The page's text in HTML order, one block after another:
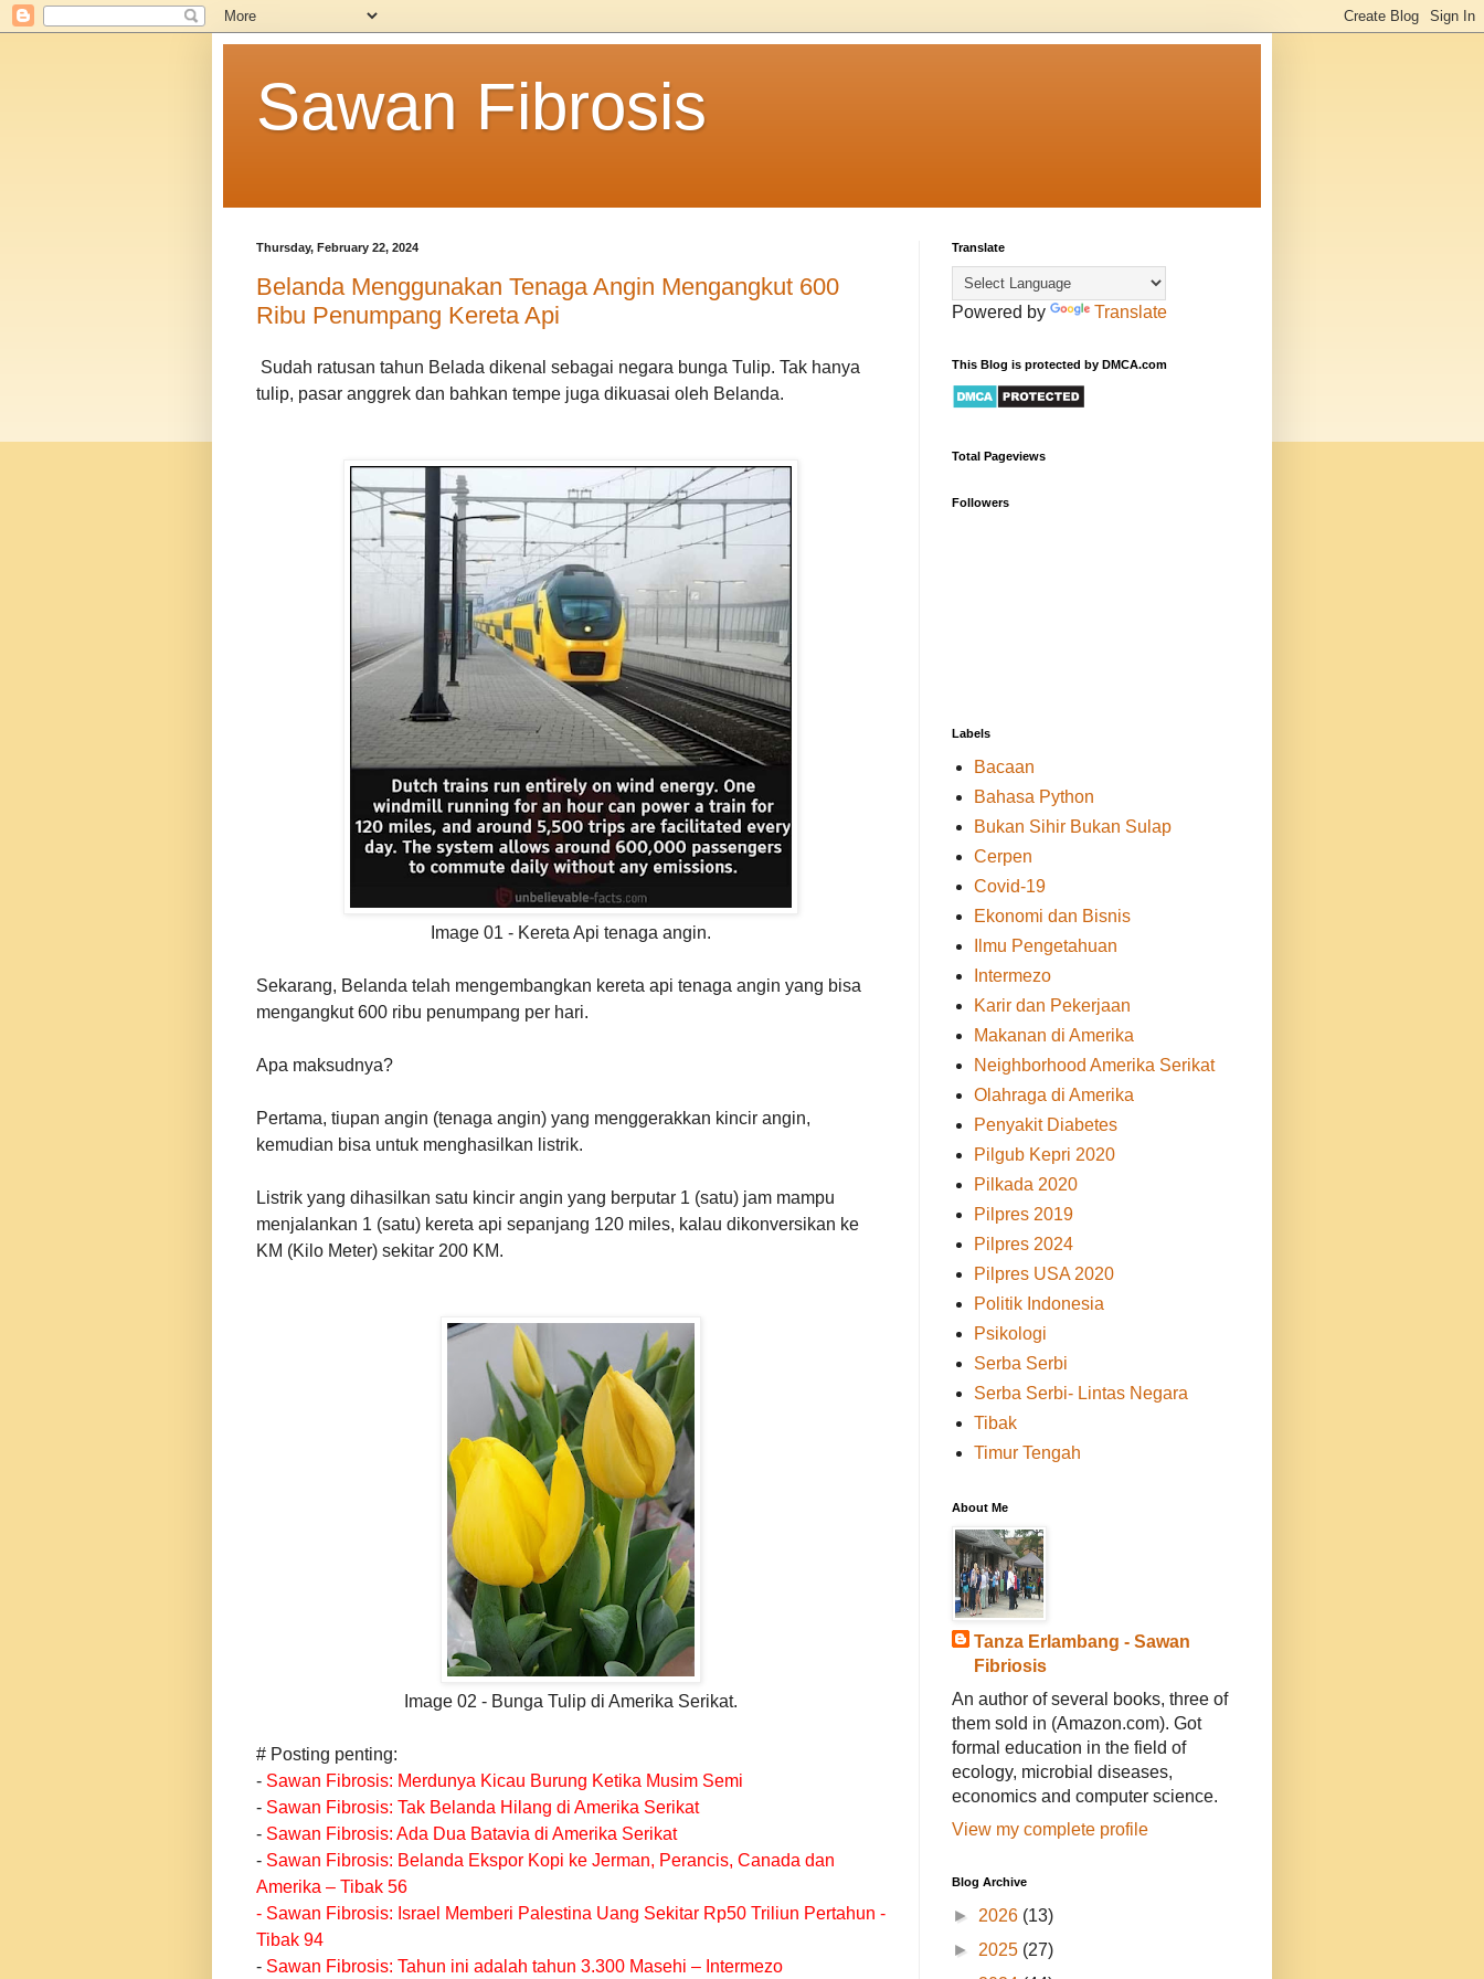
Sawan Fibrosis
Thursday, February 22, 2024
Belanda Menggunakan Tenaga Angin Mengangkut 600
Ribu Penumpang Kereta Api
Sudah ratusan tahun Belada dikenal sebagai negara bunga Tulip. Tak hanya
tulip, pasar anggrek dan bahkan tempe juga dikuasai oleh Belanda.
Image 01 - Kereta Api tenaga angin.
Sekarang, Belanda telah mengembangkan kereta api tenaga angin yang bisa
mengangkut 600 ribu penumpang per hari.
Apa maksudnya?
Pertama, tiupan angin (tenaga angin) yang menggerakkan kincir angin,
kemudian bisa untuk menghasilkan listrik.
Listrik yang dihasilkan satu kincir angin yang berputar 1 (satu) jam mampu
menjalankan 1 (satu) kereta api sepanjang 120 miles, kalau dikonversikan ke
KM (Kilo Meter) sekitar 200 KM.
Image 02 - Bunga Tulip di Amerika Serikat.
# Posting penting:
- Sawan Fibrosis: Merdunya Kicau Burung Ketika Musim Semi
- Sawan Fibrosis: Tak Belanda Hilang di Amerika Serikat
- Sawan Fibrosis: Ada Dua Batavia di Amerika Serikat
- Sawan Fibrosis: Belanda Ekspor Kopi ke Jerman, Perancis, Canada dan
Amerika – Tibak 56
- Sawan Fibrosis: Israel Memberi Palestina Uang Sekitar Rp50 Triliun Pertahun -
Tibak 94
- Sawan Fibrosis: Tahun ini adalah tahun 3.300 Masehi – Intermezo
Translate
Powered by Translate
This Blog is protected by DMCA.com
Total Pageviews
Followers
Labels
Bacaan
Bahasa Python
Bukan Sihir Bukan Sulap
Cerpen
Covid-19
Ekonomi dan Bisnis
Ilmu Pengetahuan
Intermezo
Karir dan Pekerjaan
Makanan di Amerika
Neighborhood Amerika Serikat
Olahraga di Amerika
Penyakit Diabetes
Pilgub Kepri 2020
Pilkada 2020
Pilpres 2019
Pilpres 2024
Pilpres USA 2020
Politik Indonesia
Psikologi
Serba Serbi
Serba Serbi- Lintas Negara
Tibak
Timur Tengah
About Me
Tanza Erlambang - Sawan
Fibriosis
An author of several books, three of
them sold in (Amazon.com). Got
formal education in the field of
ecology, microbial diseases,
economics and computer science.
View my complete profile
Blog Archive
► 2026 (13)
► 2025 (27)